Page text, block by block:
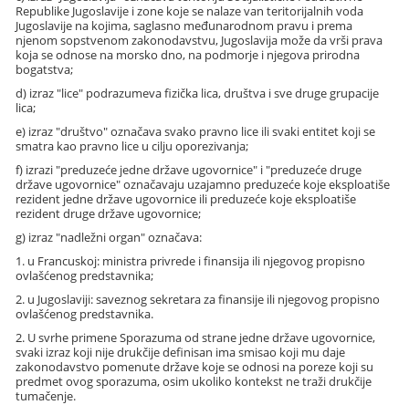
Republike Jugoslavije i zone koje se nalaze van teritorijalnih voda
Jugoslavije na kojima, saglasno međunarodnom pravu i prema
njenom sopstvenom zakonodavstvu, Jugoslavija može da vrši prava
koja se odnose na morsko dno, na podmorje i njegova prirodna
bogatstva;
d) izraz "lice" podrazumeva fizička lica, društva i sve druge grupacije
lica;
e) izraz "društvo" označava svako pravno lice ili svaki entitet koji se
smatra kao pravno lice u cilju oporezivanja;
f) izrazi "preduzeće jedne države ugovornice" i "preduzeće druge
države ugovornice" označavaju uzajamno preduzeće koje eksploatiše
rezident jedne države ugovornice ili preduzeće koje eksploatiše
rezident druge države ugovornice;
g) izraz "nadležni organ" označava:
1. u Francuskoj: ministra privrede i finansija ili njegovog propisno
ovlašćenog predstavnika;
2. u Jugoslaviji: saveznog sekretara za finansije ili njegovog propisno
ovlašćenog predstavnika.
2. U svrhe primene Sporazuma od strane jedne države ugovornice,
svaki izraz koji nije drukčije definisan ima smisao koji mu daje
zakonodavstvo pomenute države koje se odnosi na poreze koji su
predmet ovog sporazuma, osim ukoliko kontekst ne traži drukčije
tumačenje.